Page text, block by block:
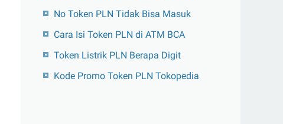
No Token PLN Tidak Bisa Masuk
Cara Isi Token PLN di ATM BCA
Token Listrik PLN Berapa Digit
Kode Promo Token PLN Tokopedia